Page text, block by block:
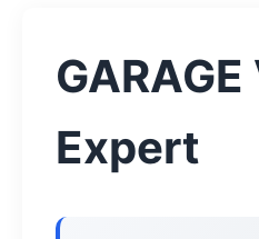
Expert